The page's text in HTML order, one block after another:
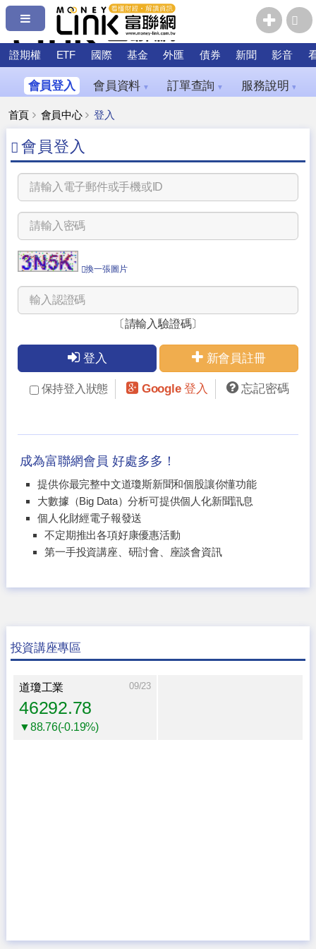
證期權 ETF 國際 基金 外匯 債券 新聞 影音
會員登入 會員資料 ▼ 訂單查詢 ▼ 服務說明 ▼
首頁 會員中心 登入
會員登入
換一張圖片
〔請輸入驗證碼〕
登入 新會員註冊
保持登入狀態 Google 登入 忘記密碼
成為富聯網會員 好處多多！
提供你最完整中文道瓊斯新聞和個股讓你懂功能
大數據（Big Data）分析可提供個人化新聞訊息
個人化財經電子報發送
不定期推出各項好康優惠活動
第一手投資講座、研討會、座談會資訊
投資講座專區
道瓊工業 09/23
46292.78
▼88.76(-0.19%)